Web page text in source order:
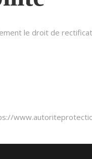
le droit de